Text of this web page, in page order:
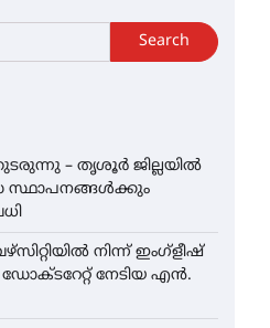
Search
– തൃശൂർ ജില്ലയിൽ
സ്ഥാപനങ്ങൾക്കും
നിന്ന് ഇംഗ്ളീഷ്
നേടിയ എൻ.